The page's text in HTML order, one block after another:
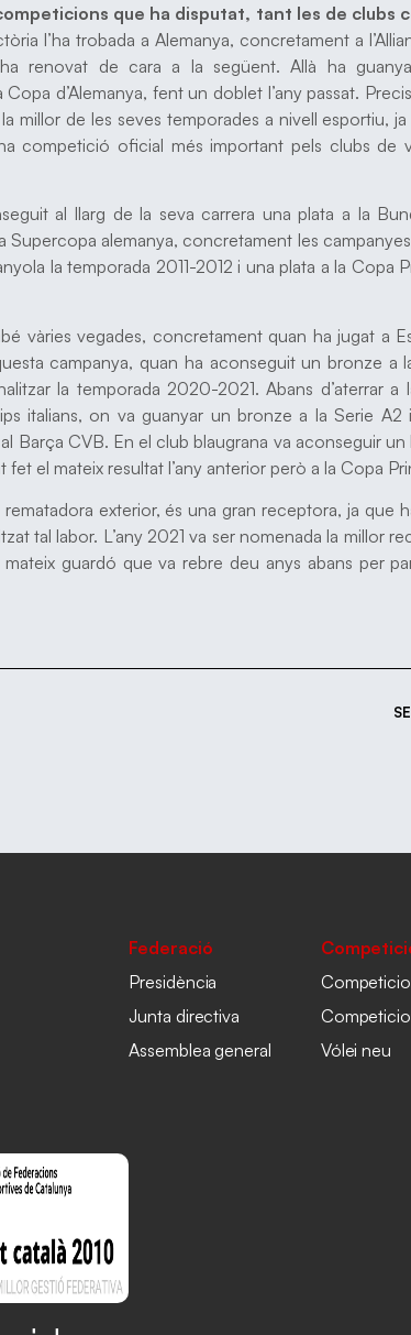
que ha disputat, tant les de clubs
l’ha trobada a Alemanya, concretament a
renovat de cara a la següent. Allà ha
d’Alemanya, fent un doblet l’any passat.
millor de les seves temporades a nivell esportiu,
competició oficial més important pels clubs de
al llarg de la seva carrera una plata a la
Supercopa alemanya, concretament les
la temporada 2011-2012 i una plata a la Copa
vàries vegades, concretament quan ha jugat a
campanya, quan ha aconseguit un bronze a
la temporada 2020-2021. Abans d’aterrar a
italians, on va guanyar un bronze a la Serie A2
Barça CVB. En el club blaugrana va aconseguir
fet el mateix resultat l’any anterior però a la Copa
exterior, és una gran receptora, ja que
tal labor. L’any 2021 va ser nomenada la millor
guardó que va rebre deu anys abans per
Federació
Presidència
Junta directiva
Assemblea general
Vólei neu